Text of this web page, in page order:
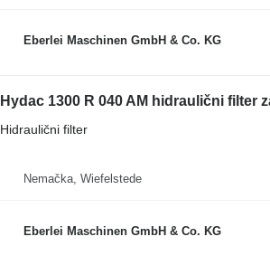
Eberlei Maschinen GmbH & Co. KG
Hydac 1300 R 040 AM hidraulični filter
Hidraulični filter
Nemačka, Wiefelstede
Eberlei Maschinen GmbH & Co. KG